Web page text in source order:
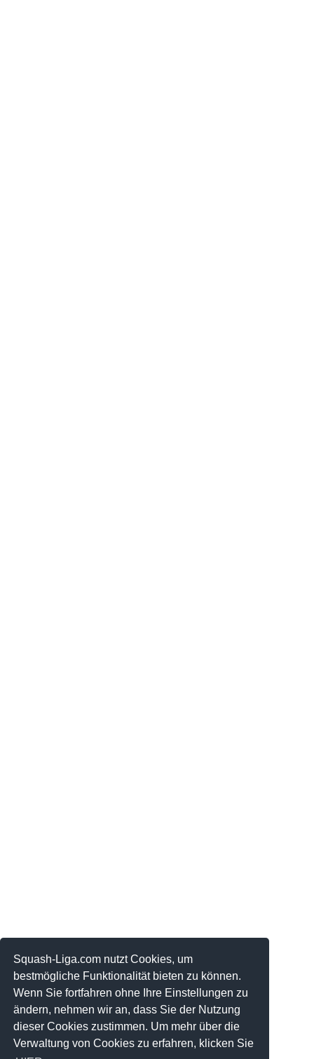
Squash-Liga.com nutzt Cookies, um
bestmögliche Funktionalität bieten zu können.
Wenn Sie fortfahren ohne Ihre Einstellungen zu
ändern, nehmen wir an, dass Sie der Nutzung
dieser Cookies zustimmen. Um mehr über die
Verwaltung von Cookies zu erfahren, klicken Sie